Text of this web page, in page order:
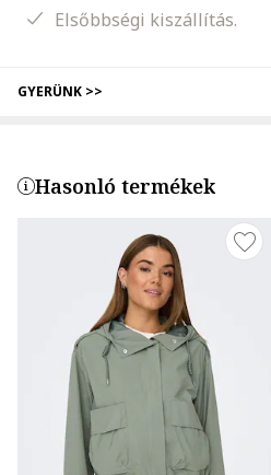
Elsőbbségi kiszállítás.
GYERÜNK >>
Hasonló termékek